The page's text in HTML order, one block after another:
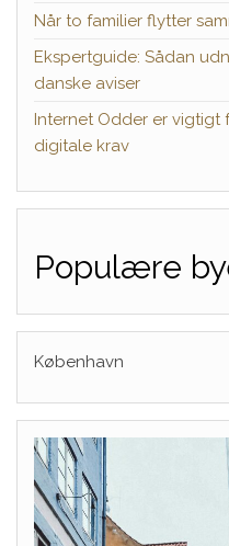
Når to familier flytter
Ekspertguide: Sådan
danske aviser
Internet Odder er vigtigt
digitale krav
Populære
København